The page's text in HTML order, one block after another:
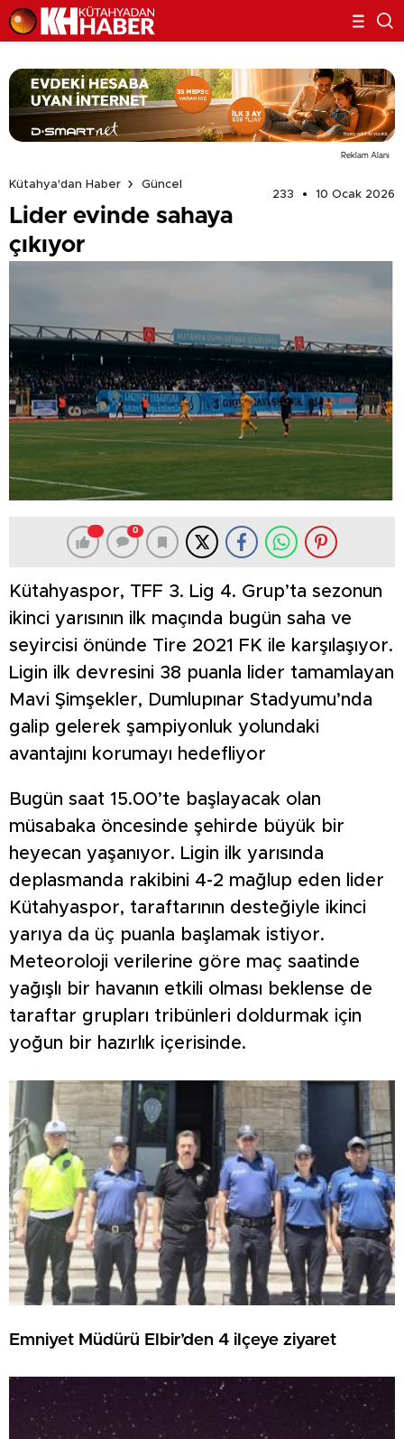
Reklam Alanı
Kütahya'dan Haber
Güncel
233
10 Ocak 2026
Lider evinde sahaya
çıkıyor
0
Kütahyaspor, TFF 3. Lig 4. Grup’ta sezonun
ikinci yarısının ilk maçında bugün saha ve
seyircisi önünde Tire 2021 FK ile karşılaşıyor.
Ligin ilk devresini 38 puanla lider tamamlayan
Mavi Şimşekler, Dumlupınar Stadyumu’nda
galip gelerek şampiyonluk yolundaki
avantajını korumayı hedefliyor
Bugün saat 15.00’te başlayacak olan
müsabaka öncesinde şehirde büyük bir
heyecan yaşanıyor. Ligin ilk yarısında
deplasmanda rakibini 4-2 mağlup eden lider
Kütahyaspor, taraftarının desteğiyle ikinci
yarıya da üç puanla başlamak istiyor.
Meteoroloji verilerine göre maç saatinde
yağışlı bir havanın etkili olması beklense de
taraftar grupları tribünleri doldurmak için
yoğun bir hazırlık içerisinde.
Emniyet Müdürü Elbir’den 4 ilçeye ziyaret